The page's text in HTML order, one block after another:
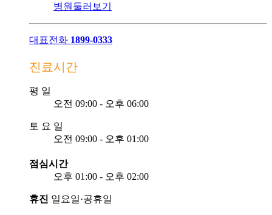
병원둘러보기
대표전화 1899-0333
진료시간
평 일
오전 09:00 - 오후 06:00
토 요 일
오전 09:00 - 오후 01:00
점심시간
오후 01:00 - 오후 02:00
휴진 일요일·공휴일